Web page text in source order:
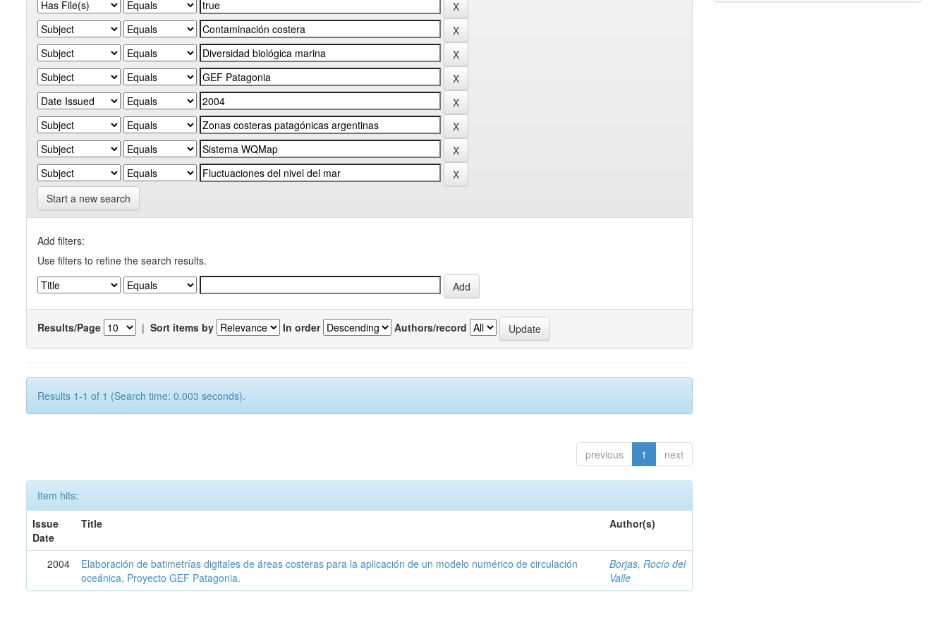
Start a new search
Add filters:
Use filters to refine the search results.
Results/Page | Sort items by In order Authors/record
Results 1-1 of 1 (Search time: 0.003 seconds).
previous 1 next
Item hits:
Issue
Date
Title Author(s)
2004
Elaboración de batimetrías digitales de áreas costeras para la aplicación de un modelo numérico de circulación
oceánica, Proyecto GEF Patagonia.
Borjas, Rocío del
Valle